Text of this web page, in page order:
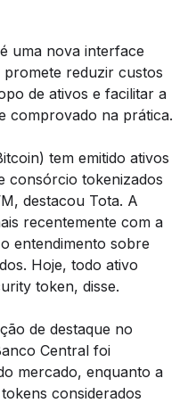
uma nova interface
promete reduzir custos
de ativos e facilitar a
comprovado na prática.
tem emitido ativos
consórcio tokenizados
destacou Tota. A
recentemente com a
entendimento sobre
Hoje, todo ativo
token, disse.
de destaque no
Central foi
mercado, enquanto a
considerados